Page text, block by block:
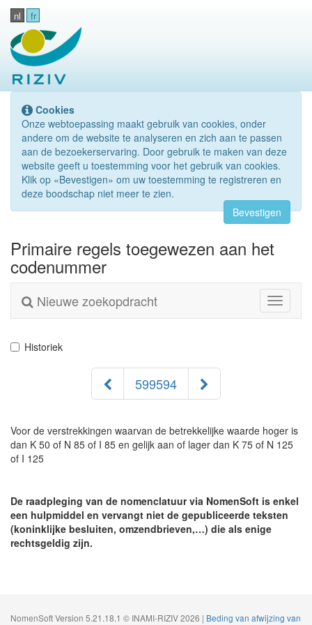
nl fr
Cookies
Onze webtoepassing maakt gebruik van cookies, onder
andere om de website te analyseren en zich aan te passen
aan de bezoekerservaring. Door gebruik te maken van deze
website geeft u toestemming voor het gebruik van cookies.
Klik op «Bevestigen» om uw toestemming te registreren en
deze boodschap niet meer te zien.
Bevestigen
Primaire regels toegewezen aan het
codenummer
Toggle
Nieuwe zoekopdracht
Historiek
599594
Voor de verstrekkingen waarvan de betrekkelijke waarde hoger is
dan K 50 of N 85 of I 85 en gelijk aan of lager dan K 75 of N 125
of I 125
De raadpleging van de nomenclatuur via NomenSoft is enkel
een hulpmiddel en vervangt niet de gepubliceerde teksten
(koninklijke besluiten, omzendbrieven,…) die als enige
rechtsgeldig zijn.
NomenSoft Version 5.21.18.1 © INAMI-RIZIV 2026 | Beding van afwijzing van